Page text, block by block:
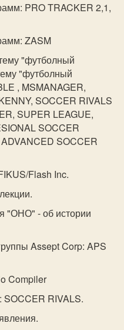
PRO TRACKER 2,1,
ZASM
"футболный
"футболный
, MSMANAGER,
SOCCER RIVALS
SUPER LEAGUE,
SOCCER
SOCCER
Flash Inc.
"ОНО" - об истории
Assept Corp: APS
Compiler
SOCCER RIVALS.